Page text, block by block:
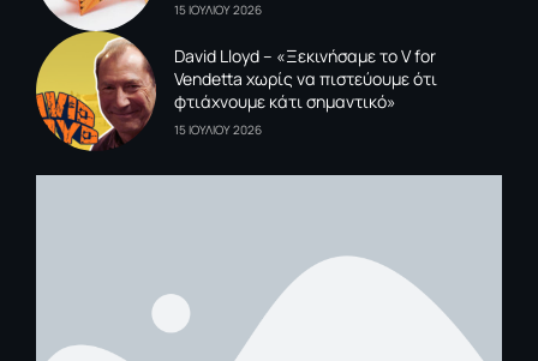
15 ΙΟΥΛΙΟΥ 2026
David Lloyd – «Ξεκινήσαμε το V for
Vendetta χωρίς να πιστεύουμε ότι
φτιάχνουμε κάτι σημαντικό»
15 ΙΟΥΛΙΟΥ 2026